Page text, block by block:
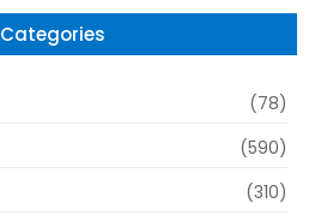
Categories
(78)
(590)
(310)